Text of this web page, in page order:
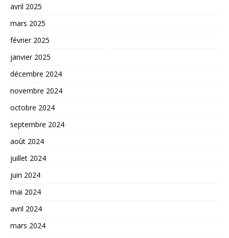
avril 2025
mars 2025
février 2025
janvier 2025
décembre 2024
novembre 2024
octobre 2024
septembre 2024
août 2024
juillet 2024
juin 2024
mai 2024
avril 2024
mars 2024